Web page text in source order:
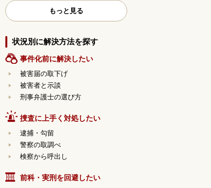
もっと見る
状況別に解決方法を探す
事件化前に解決したい
被害届の取下げ
被害者と示談
刑事弁護士の選び方
捜査に上手く対処したい
逮捕・勾留
警察の取調べ
検察から呼出し
前科・実刑を回避したい